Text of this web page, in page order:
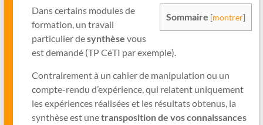
Sommaire [montrer]
Dans certains modules de
formation, un travail
particulier desynthèse vous
est demandé (TP CéTI par exemple).
Contrairement à un cahier de manipulation ou un
compte-rendu d’expérience, qui relatent uniquement
les expériences réalisées et les résultats obtenus, la
synthèse est unetransposition de vos connaissances